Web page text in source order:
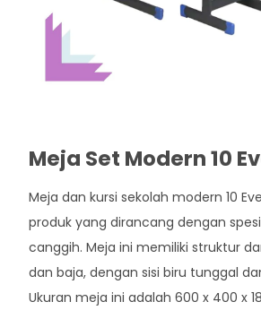
Meja Set Modern 10
Meja dan kursi sekolah modern 10
produk yang dirancang dengan
canggih. Meja ini memiliki struktur
dan baja, dengan sisi biru tunggal
Ukuran meja ini adalah 600 x 400 x